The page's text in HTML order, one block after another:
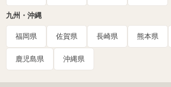
九州・沖縄
福岡県 佐賀県 長崎県 熊本県
鹿児島県 沖縄県